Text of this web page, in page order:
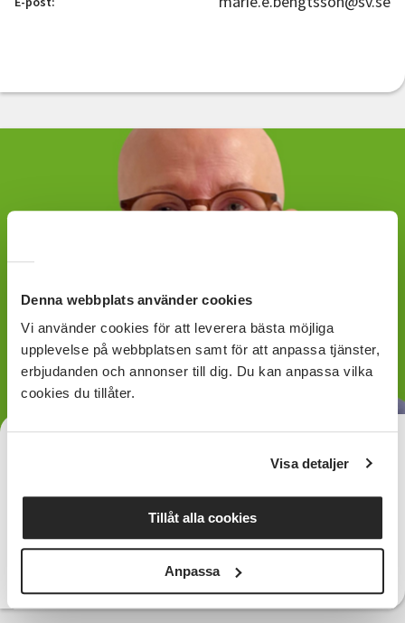
Denna webbplats använder cookies
Vi använder cookies för att leverera bästa möjliga
upplevelse på webbplatsen samt för att anpassa tjänster,
erbjudanden och annonser till dig. Du kan anpassa vilka
cookies du tillåter.
Visa detaljer
Tillåt alla cookies
Anpassa
Christine Nygren
Träffpunktsamordnare Träffpunkt Hjärnkontakt
christine.nygren@sv.se